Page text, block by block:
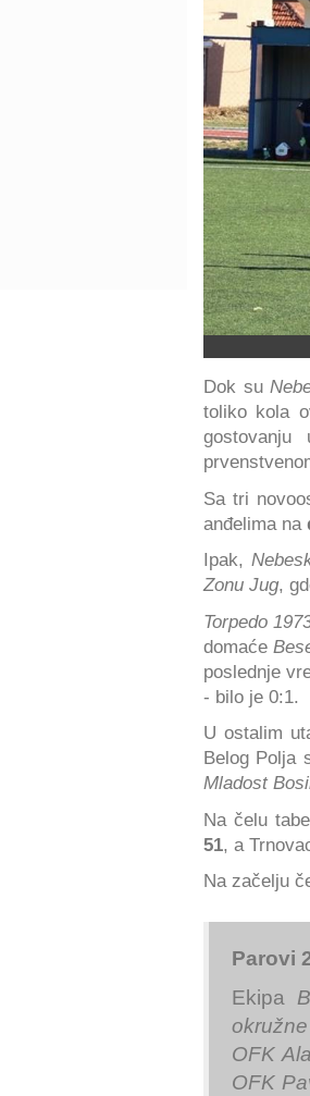
Dok su
toliko kola
gostovanju
Sa tri
anđelima na
Ipak,
Zonu Jug,
Torpedo
domaće
poslednje
- bilo je 0:1.
U ostalim
Belog Polja
Mladost
Na čelu
51, a
Na začelju
Parovi
Ekipa
OFK
OFK